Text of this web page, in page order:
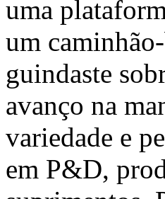
uma
um
guindaste
avanço na
variedade e
em P&D,